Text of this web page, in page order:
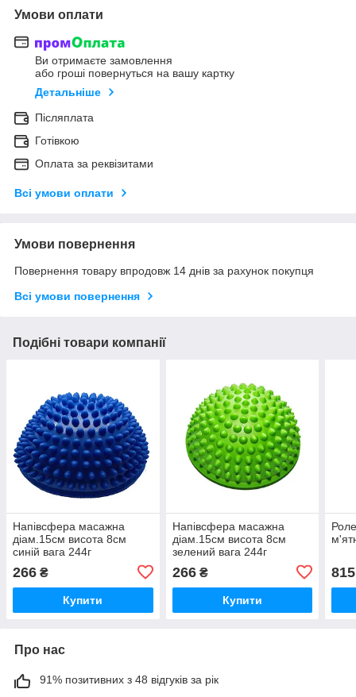
Умови оплати
Ви отримаєте замовлення
або гроші повернуться на вашу картку
Детальніше
Післяплата
Готівкою
Оплата за реквізитами
Всі умови оплати
Умови повернення
Повернення товару впродовж 14 днів за рахунок покупця
Всі умови повернення
Подібні товари компанії
Напівсфера масажна
діам.15см висота 8см
синiй вага 244г
266 ₴
Купити
Напівсфера масажна
діам.15см висота 8см
зелений вага 244г
266₴
Купити
815
Про нас
91% позитивних з 48 відгуків за рік